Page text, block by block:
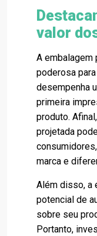
valor
A embalagem
poderosa
desempenha
primeira
produto.
projetada
marca e
Além disso, a
potencial de
sobre seu
Portanto,